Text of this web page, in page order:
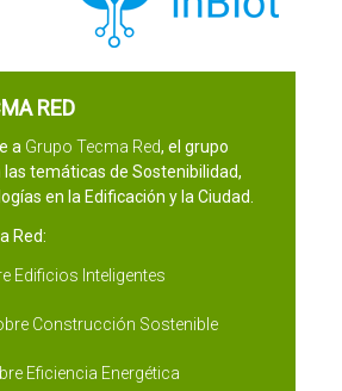
RED
a Grupo Tecma Red, el grupo
temáticas de Sostenibilidad,
en la Edificación y la Ciudad.
Red:
Edificios Inteligentes
Construcción Sostenible
Eficiencia Energética